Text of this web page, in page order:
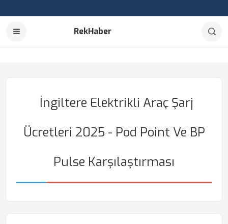
RekHaber
İngiltere Elektrikli Araç Şarj
Ücretleri 2025 - Pod Point Ve BP
Pulse Karşılaştırması